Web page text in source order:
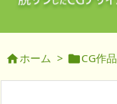
ホーム > CG作品